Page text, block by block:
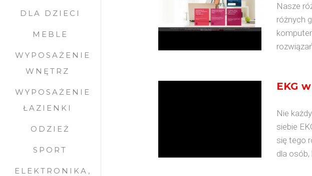
DLA DZIECI
MEBLE
WYPOSAŻENIE
WNĘTRZ
WYPOSAŻENIE
ŁAZIENKI
ODZIEŻ
SPORT
ELEKTRONIKA,
Nasze
różnych
EKG
Nie
siebie
się tego
dla